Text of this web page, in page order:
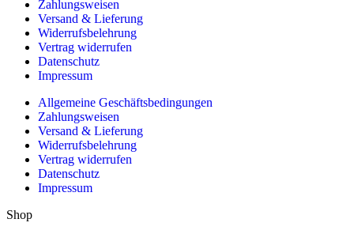
Zahlungsweisen
Versand & Lieferung
Widerrufsbelehrung
Vertrag widerrufen
Datenschutz
Impressum
Allgemeine Geschäftsbedingungen
Zahlungsweisen
Versand & Lieferung
Widerrufsbelehrung
Vertrag widerrufen
Datenschutz
Impressum
Shop